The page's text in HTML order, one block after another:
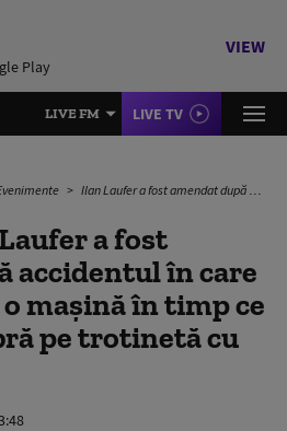
Play
VIEW
LIVE FM LIVE TV
Ilan Laufer a fost amendat după accidentul în care a fost lovit de o mașină în timp ce traversa o zebră pe trotinetă cu copiii săi
a fost
accidentul în care
mașină în timp ce
pe trotinetă cu